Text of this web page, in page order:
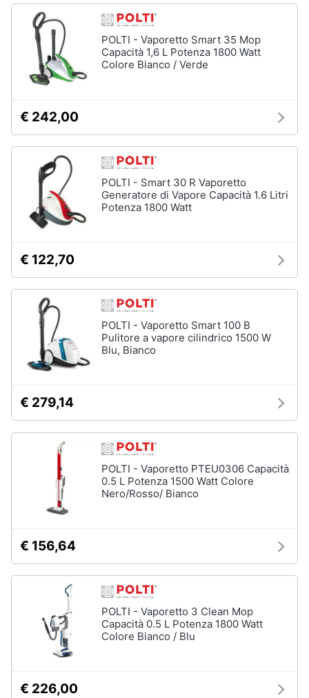
Piccoli
elettrodomestici
Termoventilatore
Termoconvettore
Caminetto
Vedi
Elettrodomestici
professionali
industriali
Abbattitore
Macchine
professionali
Friggitrice
professionale
Vedi
tutti
Elettrodomestici
Lavatrici
Asciugatrice
offerta
POLTI - Vaporetto Smart 35 Mop
Capacità 1,6 L Potenza 1800 Watt
Colore Bianco / Verde
€ 242,00
POLTI - Smart 30 R Vaporetto
Generatore di Vapore Capacità 1.6 Litri
Potenza 1800 Watt
€ 122,70
POLTI - Vaporetto Smart 100 B
Pulitore a vapore cilindrico 1500 W
Blu, Bianco
€ 279,14
POLTI - Vaporetto PTEU0306 Capacità
0.5 L Potenza 1500 Watt Colore
Nero/Rosso/ Bianco
€ 156,64
POLTI - Vaporetto 3 Clean Mop
Capacità 0.5 L Potenza 1800 Watt
Colore Bianco / Blu
€ 226,00